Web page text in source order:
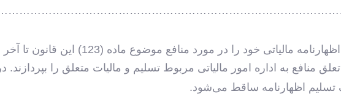
صاحبان درآمد موضوع این فصل مکلفند در هر سال اظهارنامه
منافع به اداره امور مالیاتی مربوط تسلیم و مالیات متعلق را
تسلیم اظهارنامه ساقط می‌شود.